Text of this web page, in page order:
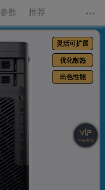
参数 推荐
灵活可扩展
优化散热
出色性能